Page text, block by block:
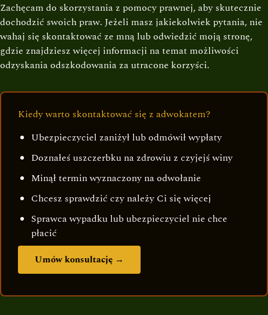
Zachęcam do skorzystania z pomocy prawnej, aby skutecznie
dochodzić swoich praw. Jeżeli masz jakiekolwiek pytania, nie
wahaj się skontaktować ze mną lub odwiedzić moją stronę,
gdzie znajdziesz więcej informacji na temat możliwości
odzyskania odszkodowania za utracone korzyści.
Kiedy warto skontaktować się z adwokatem?
Ubezpieczyciel zaniżył lub odmówił wypłaty
Doznałeś uszczerbku na zdrowiu z czyjejś winy
Minął termin wyznaczony na odwołanie
Chcesz sprawdzić czy należy Ci się więcej
Sprawca wypadku lub ubezpieczyciel nie chce
płacić
Umów konsultację →